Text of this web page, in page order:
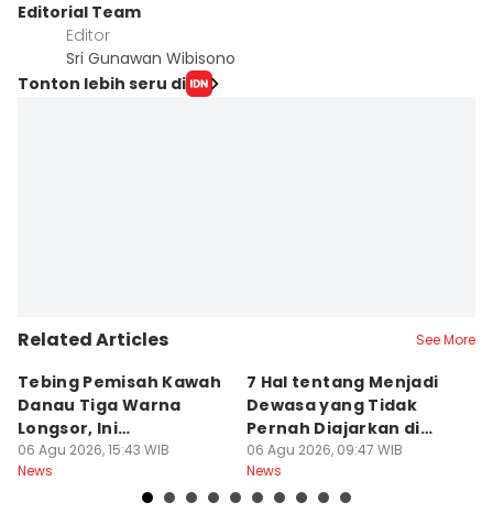
Editorial Team
Editor
Sri Gunawan Wibisono
Tonton lebih seru di
Related Articles See More
Tebing Pemisah Kawah
Danau Tiga Warna
Longsor, Ini
Penyebabnya!
06 Agu 2026, 15:43 WIB
News
7 Hal tentang Menjadi
Dewasa yang Tidak
Pernah Diajarkan di
Sekolah
06 Agu 2026, 09:47 WIB
News